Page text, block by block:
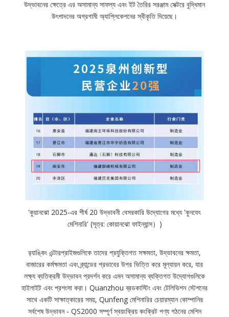
উদ্ভাবনের ক্ষেত্রে এর অসামান্য সাফল্য এবং ইট তৈরির সরঞ্জাম সেক্টরে বুদ্ধিমান
উৎপাদনের অগ্রগামী অ্যাপ্লিকেশনের স্বীকৃতি দিয়েছে।
'কুয়ানঝো 2025-এর শীর্ষ 20 উদ্ভাবনী বেসরকারি উদ্যোগের মধ্যে 'কুনফেং
মেশিনারি' (সূত্র: কোয়ানঝো ফাইন্যান্স）)
র‌্যাঙ্কিং এন্টারপ্রাইজগুলিকে তাদের প্রযুক্তিগত সক্ষমতা, উদ্ভাবনের ক্ষমতা,
বাজারের কর্মক্ষমতা এবং ব্র্যান্ডের প্রভাবের উপর ভিত্তি করে মূল্যায়ন করে, যার
লক্ষ্য ব্যতিক্রমী উদ্ভাবন প্রদর্শন করে এমন অসামান্য ব্যক্তিগত উদ্যোগগুলিকে
হাইলাইট এবং প্রশংসা করা। Quanzhou ব্রডকাস্টিং এবং টেলিভিশন স্টেশনের
সাথে একটি সাক্ষাত্কারের সময়, Qunfeng মেশিনারির চেয়ারম্যান কোম্পানির
সর্বশেষ উদ্ভাবন - QS2000 সম্পূর্ণ স্বয়ংক্রিয় কংক্রিট পণ্য গঠনের মেশিন